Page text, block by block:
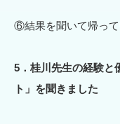
⑥結果を聞いて帰っ
5．桂川先生の経験と
ト」を聞きました